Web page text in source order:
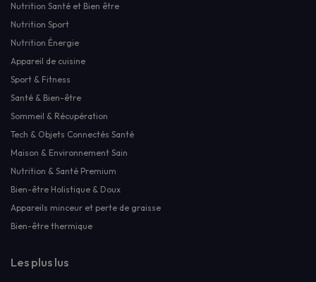
Nutrition Santé et Bien être
Nutrition Sport
Nutrition Énergie
Appareil de cuisine
Sport & Fitness
Santé & Bien-être
Sommeil & Récupération
Tech & Objets Connectés Santé
Maison & Environnement Sain
Nutrition & Santé Premium
Bien-être Holistique & Doux
Appareils minceur et perte de graisse
Bien-être thermique
Les plus lus